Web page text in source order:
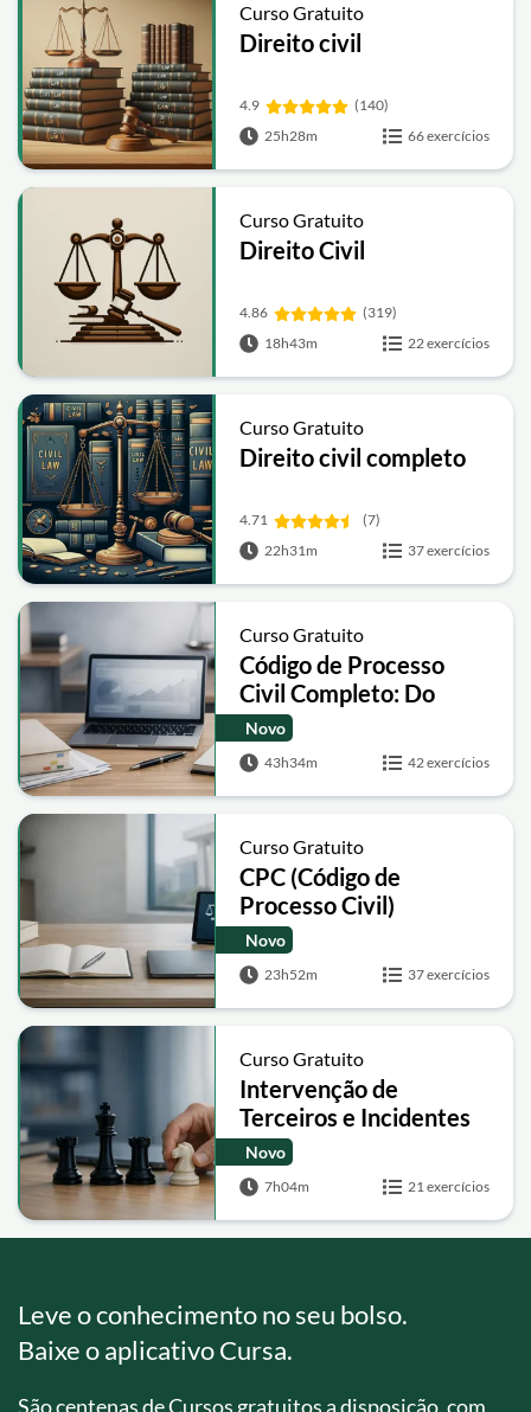
Curso Gratuito
Direito civil
4.9
(140)
25h28m
66 exercícios
Curso Gratuito
Direito Civil
4.86
(319)
18h43m
22 exercícios
Curso Gratuito
Direito civil completo
4.71
(7)
22h31m
37 exercícios
Curso Gratuito
Código de Processo
Civil Completo: Do
Básico aos Recursos
Novo
43h34m 42 exercícios
Curso Gratuito
CPC (Código de
Processo Civil)
Desenhado: Teoria e
Prática
Novo
23h52m 37 exercícios
Curso Gratuito
Intervenção de
Terceiros e Incidentes
Processuais no
CPC/2015
Novo
7h04m 21 exercícios
Leve o conhecimento no seu bolso.
Baixe o aplicativo Cursa.
São centenas de Cursos gratuitos a disposição, com